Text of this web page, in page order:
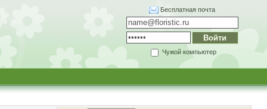
Бесплатная почта
Чужой компьютер